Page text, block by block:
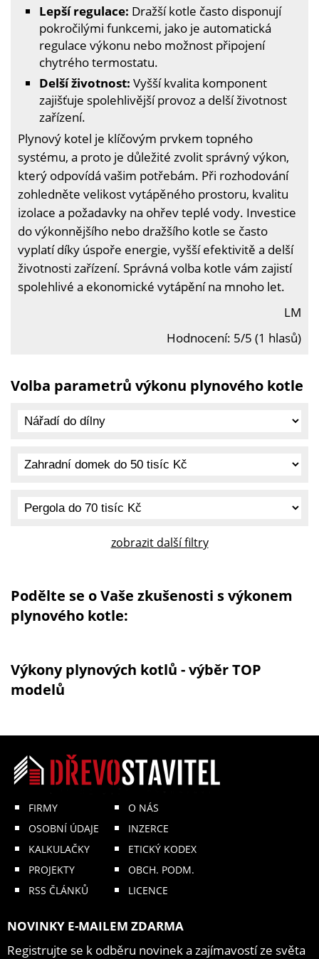
Lepší regulace: Dražší kotle často disponují
pokročilými funkcemi, jako je automatická
regulace výkonu nebo možnost připojení
chytrého termostatu.
Delší životnost: Vyšší kvalita komponent
zajišťuje spolehlivější provoz a delší životnost
zařízení.
Plynový kotel je klíčovým prvkem topného
systému, a proto je důležité zvolit správný výkon,
který odpovídá vašim potřebám. Při rozhodování
zohledněte velikost vytápěného prostoru, kvalitu
izolace a požadavky na ohřev teplé vody. Investice
do výkonnějšího nebo dražšího kotle se často
vyplatí díky úspoře energie, vyšší efektivitě a delší
životnosti zařízení. Správná volba kotle vám zajistí
spolehlivé a ekonomické vytápění na mnoho let.
LM
Hodnocení: 5/5 (1 hlasů)
Volba parametrů výkonu plynového kotle
zobrazit další filtry
Podělte se o Vaše zkušenosti s výkonem
plynového kotle:
Výkony plynových kotlů - výběr TOP
modelů
FIRMY
OSOBNÍ ÚDAJE
KALKULAČKY
PROJEKTY
RSS ČLÁNKŮ
O NÁS
INZERCE
ETICKÝ KODEX
OBCH. PODM.
LICENCE
NOVINKY E-MAILEM ZDARMA
Registrujte se k odběru novinek a zajímavostí ze světa